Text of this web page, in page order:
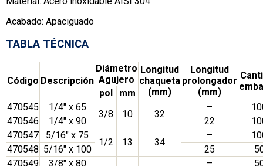
Acabado: Apaciguado
TABLA TÉCNICA
Código Descripción
Diámetro
Agujero
Longitud
chaqueta
(mm)
Longitud
prolongador
(mm)
pol
mm
470545
1/4″ x 65
3/8 10 32
–
470546
1/4″ x 90 22
470547
5/16″ x 75
1/2 13 34
–
470548 5/16″ x 100 25
470549
3/8″ x 80 –